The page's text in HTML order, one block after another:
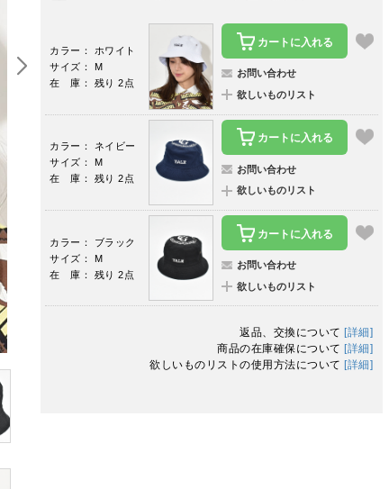
カラー： ホワイト
サイズ： M
在 庫： 残り 2点
カートに入れる
お問い合わせ
欲しいものリスト
カラー： ネイビー
サイズ： M
在 庫： 残り 2点
カートに入れる
お問い合わせ
欲しいものリスト
カラー： ブラック
サイズ： M
在 庫： 残り 2点
カートに入れる
お問い合わせ
欲しいものリスト
返品、交換について [詳細]
商品の在庫確保について [詳細]
欲しいものリストの使用方法について [詳細]